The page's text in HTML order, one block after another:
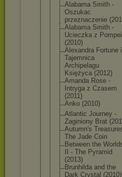
Alabama Smith -
Oszukac
przeznaczenie
Alabama Smith -
Ucieczka z Pompei
(2010)
Alexandra Fortune i
Tajemnica
Archipelagu
Księżyca (2012)
Amanda Rose -
Intryga z Czasem
(2011)
Anko (2010)
Atlantic Journey -
Zaginiony Brat
Autumn's
The Jade Coin
Between the
II - The Pyramid
(2013)
Brunhilda and the
Dark Crystal (2010)